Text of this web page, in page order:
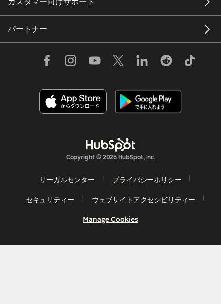
パートナー
Copyright © 2026 HubSpot, Inc.
リーガルセンター プライバシーポリシー
セキュリティー ウェブサイトアクセシビリティー
Manage Cookies